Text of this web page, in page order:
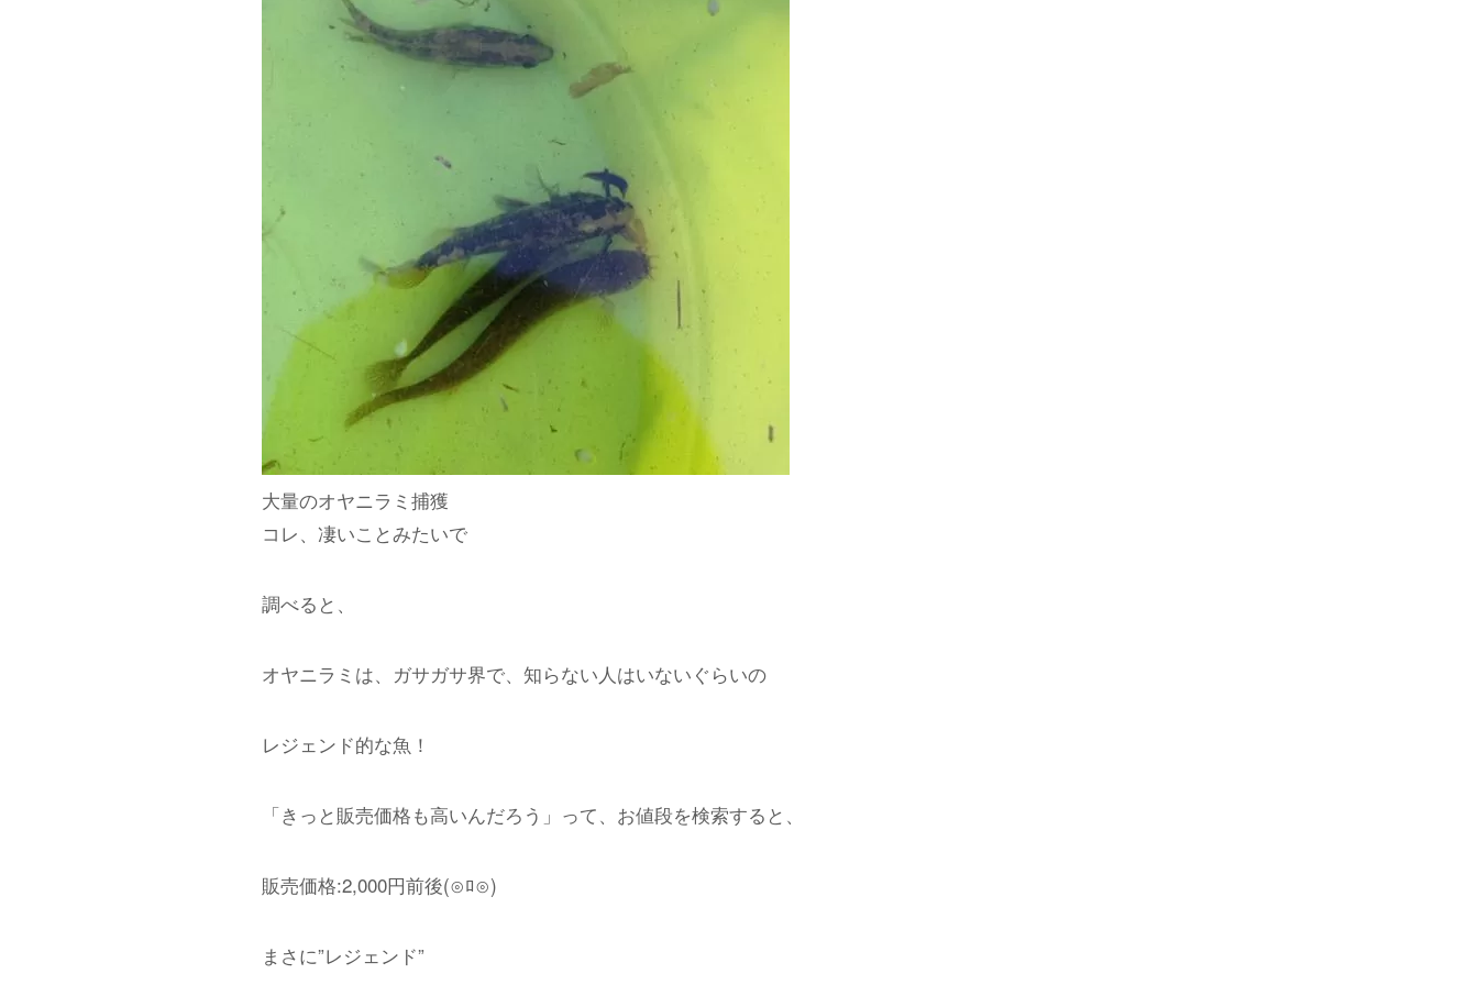
大量のオヤニラミ捕獲
コレ、凄いことみたいで
調べると、
オヤニラミは、ガサガサ界で、知らない人はいないぐらいの
レジェンド的な魚！
「きっと販売価格も高いんだろう」って、お値段を検索すると、
販売価格:2,000円前後(⊙︎ﾛ⊙︎)
まさに”レジェンド”